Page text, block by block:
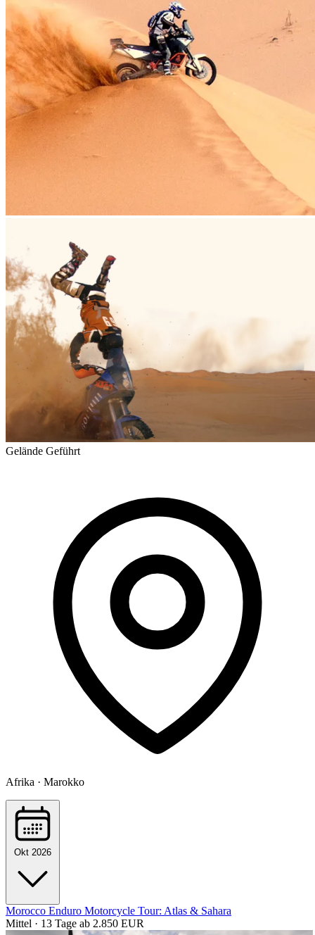
Gelände Geführt
Afrika · Marokko
Okt 2026
Morocco Enduro Motorcycle Tour: Atlas & Sahara
Mittel · 13 Tage ab 2.850 EUR